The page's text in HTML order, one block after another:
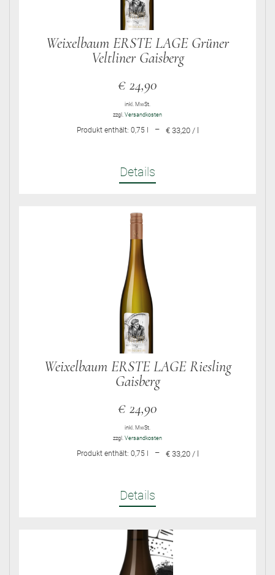
Weixelbaum ERSTE LAGE Grüner
Veltliner Gaisberg
€ 24,90
inkl. MwSt.
zzgl. Versandkosten
Produkt enthält: 0,75 – € 33,20 / l
Details
Weixelbaum ERSTE LAGE Riesling
Gaisberg
€ 24,90
inkl. MwSt.
zzgl. Versandkosten
Produkt enthält: 0,75 – € 33,20 / l
Details